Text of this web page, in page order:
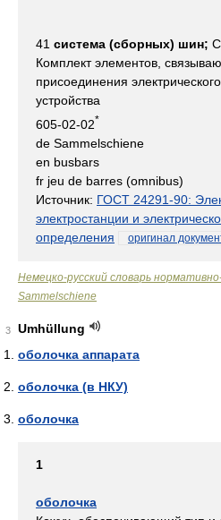
41 система (сборных) шин;
Комплект элементов,
присоединения
устройства
605-02-02*
de Sammelschiene
en busbars
fr jeu de barres (omnibus)
Источник: ГОСТ 24291-90:
электростанции и
определения
оригинал
Немецко-русский словарь
Sammelschiene
3
Umhüllung
оболочка аппарата
оболочка (в НКУ)
оболочка
1
оболочка